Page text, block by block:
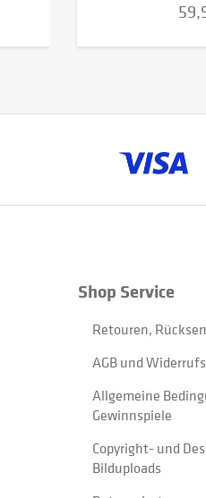
Shop Service
Retouren,
AGB und
Allgemeine
Gewinnspiele
Copyright- und
Bilduploads